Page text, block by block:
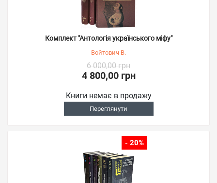
Комплект "Антологія українського міфу"
Войтович В.
6 000,00 грн
4 800,00 грн
Книги немає в продажу
Переглянути
- 20%